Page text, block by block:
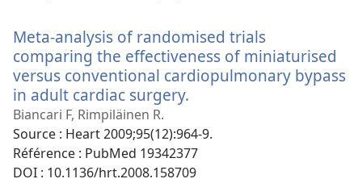
Meta-analysis of randomised trials
comparing the effectiveness of miniaturised
versus conventional cardiopulmonary bypass
in adult cardiac surgery.
nouvelle
fenêtre)
Biancari F, Rimpiläinen R.
Source ‎: Heart 2009;95(12):964-9.
Référence ‎: PubMed 19342377
DOI ‎: 10.1136/hrt.2008.158709